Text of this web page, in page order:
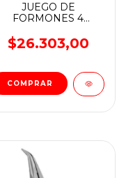
JUEGO DE
FORMONES 4
$26.303,00